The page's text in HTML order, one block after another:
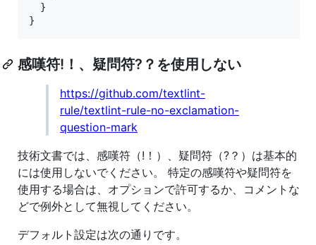
  }
}
感嘆符!！、疑問符?？を使用しない
https://github.com/textlint-
rule/textlint-rule-no-exclamation-
question-mark
技術文書では、感嘆符（!！）、疑問符（?？）は基本的
には使用しないでください。 特定の感嘆符や疑問符を
使用する場合は、オプションで許可するか、コメントな
どで例外として無視してください。
デフォルト設定は次の通りです。